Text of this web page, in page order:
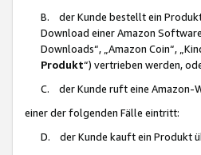
B. der Kunde bestellt ein
Download einer Amazon
Downloads“, „Amazon Coin“,
Produkt“) vertrieben werden,
C. der Kunde ruft eine Amazon-
einer der folgenden Fälle eintritt:
D. der Kunde kauft ein Produkt